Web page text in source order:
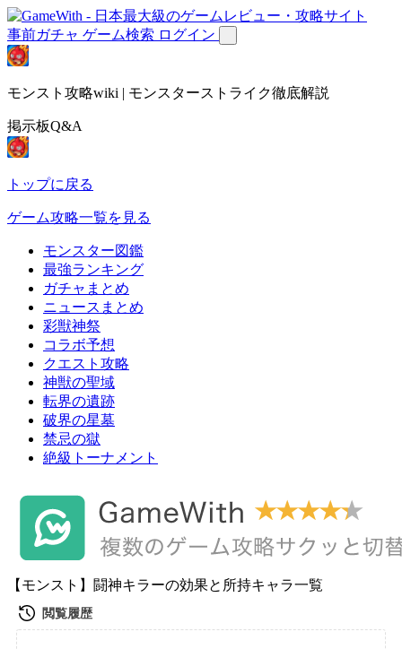
事前ガチャ ゲーム検索 ログイン
モンスト攻略wiki | モンスターストライク徹底解説
掲示板Q&A
トップに戻る
ゲーム攻略一覧を見る
モンスター図鑑
最強ランキング
ガチャまとめ
ニュースまとめ
彩獣神祭
コラボ予想
クエスト攻略
神獣の聖域
転界の遺跡
破界の星墓
禁忌の獄
絶級トーナメント
【モンスト】闘神キラーの効果と所持キャラ一覧